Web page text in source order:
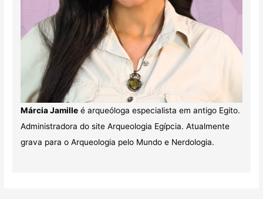
Márcia Jamilleé arqueóloga especialista em antigo Egito.
Administradora do site Arqueologia Egípcia. Atualmente
grava para o Arqueologia pelo Mundo e Nerdologia.